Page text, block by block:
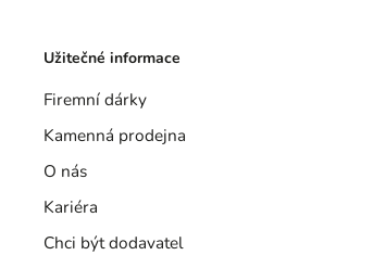
Užitečné informace
Firemní dárky
Kamenná prodejna
O nás
Kariéra
Chci být dodavatel